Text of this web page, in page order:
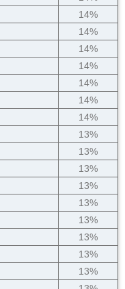
14%
14%
14%
14%
14%
14%
14%
13%
13%
13%
13%
13%
13%
13%
13%
13%